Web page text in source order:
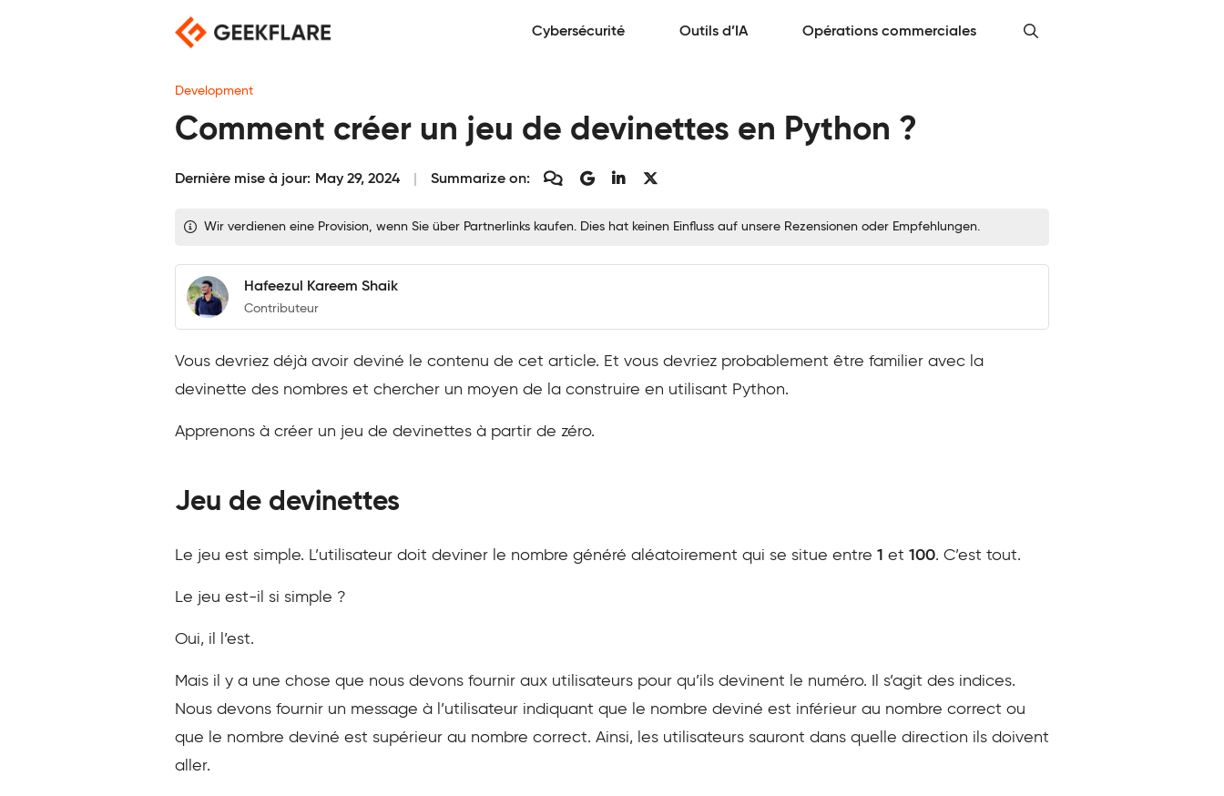
Cybersécurité Outils d’IA Opérations commerciales
Development
Comment créer un jeu de devinettes en Python ?
Dernière mise à jour: May 29, 2024 Summarize on:
Wir verdienen eine Provision, wenn Sie über Partnerlinks kaufen. Dies hat keinen Einfluss auf unsere Rezensionen oder Empfehlungen.
Hafeezul Kareem Shaik
Contributeur
Vous devriez déjà avoir deviné le contenu de cet article. Et vous devriez probablement être familier avec la
devinette des nombres et chercher un moyen de la construire en utilisant Python.
Apprenons à créer un jeu de devinettes à partir de zéro.
Jeu de devinettes
Le jeu est simple. L’utilisateur doit deviner le nombre généré aléatoirement qui se situe entre 1 et 100. C’est tout.
Le jeu est-il si simple ?
Oui, il l’est.
Mais il y a une chose que nous devons fournir aux utilisateurs pour qu’ils devinent le numéro. Il s’agit des indices.
Nous devons fournir un message à l’utilisateur indiquant que le nombre deviné est inférieur au nombre correct ou
que le nombre deviné est supérieur au nombre correct. Ainsi, les utilisateurs sauront dans quelle direction ils doivent
aller.